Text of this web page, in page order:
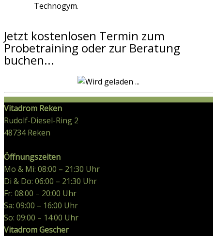
Technogym.
Jetzt kostenlosen Termin zum
Probetraining oder zur Beratung
buchen...
Vitadrom Reken
Rudolf-Diesel-Ring 2
48734 Reken
Öffnungszeiten
Mo & Mi: 08:00 – 21:30 Uhr
Di & Do: 06:00 – 21:30 Uhr
Fr: 08:00 – 20:00 Uhr
Sa: 09:00 – 16:00 Uhr
So: 09:00 – 14:00 Uhr
Vitadrom Gescher